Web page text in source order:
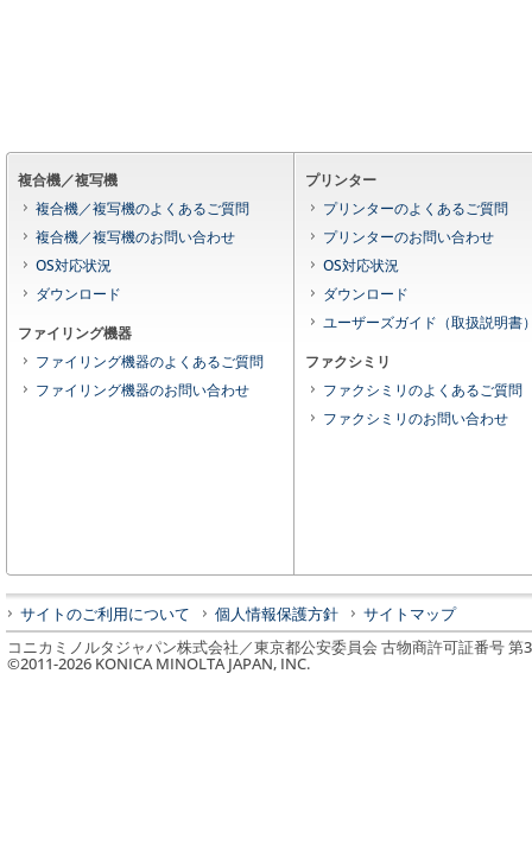
複合機／複写機
複合機／複写機のよくあるご質問
複合機／複写機のお問い合わせ
OS対応状況
ダウンロード
ファイリング機器
ファイリング機器のよくあるご質問
ファイリング機器のお問い合わせ
プリンター
プリンターのよくあるご質問
プリンターのお問い合わせ
OS対応状況
ダウンロード
ユーザーズガイド（取扱説明書
ファクシミリ
ファクシミリのよくあるご質問
ファクシミリのお問い合わせ
サイトのご利用について 個人情報保護方針
サイトマップ
コニカミノルタジャパン株式会社／東京都公安委員会 古物商許可証番号 第
©2011-2026 KONICA MINOLTA JAPAN, INC.